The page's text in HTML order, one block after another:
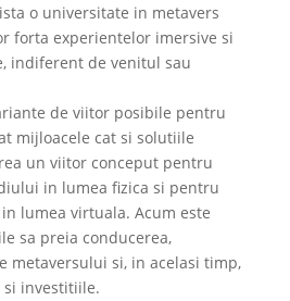
o universitate in metavers
forta experientelor imersive si
indiferent de venitul sau
de viitor posibile pentru
mijloacele cat si solutiile
un viitor conceput pentru
in lumea fizica si pentru
lumea virtuala. Acum este
sa preia conducerea,
metaversului si, in acelasi timp,
investitiile.